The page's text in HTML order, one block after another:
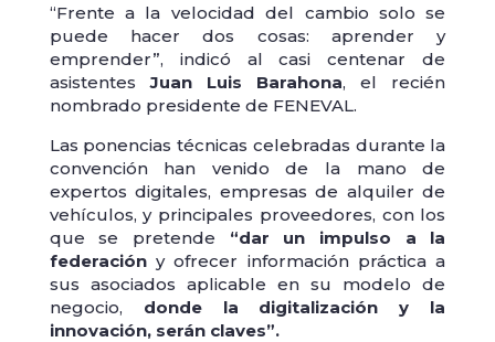
“Frente a la velocidad del cambio solo se
puede hacer dos cosas: aprender y
emprender”, indicó al casi centenar de
asistentesJuan Luis Barahona, el recién
nombrado presidente de FENEVAL.
Las ponencias técnicas celebradas durante la
convención han venido de la mano de
expertos digitales, empresas de alquiler de
vehículos, y principales proveedores, con los
que se pretende “dar un impulso a la
federacióny ofrecer información práctica a
sus asociados aplicable en su modelo de
negocio, donde la digitalización y la
innovación, serán claves”.